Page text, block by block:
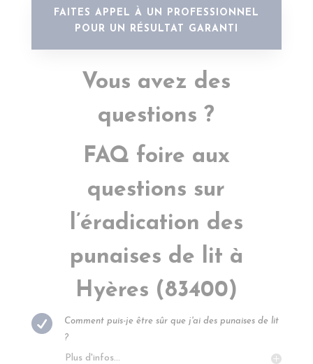
FAITES APPEL À UN PROFESSIONNEL
POUR UN RÉSULTAT GARANTI
Vous avez des
questions ?
FAQ foire aux
questions sur
l’éradication des
punaises de lit à
Hyères (83400)

Comment puis-je être sûr que j'ai des punaises de lit
?
Plus d'infos...